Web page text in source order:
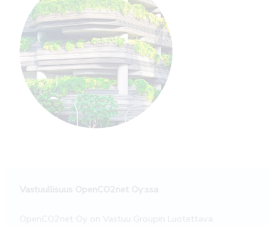
Vastuullisuus OpenCO2net Oy:ssa
OpenCO2net Oy on Vastuu Groupin Luotettava